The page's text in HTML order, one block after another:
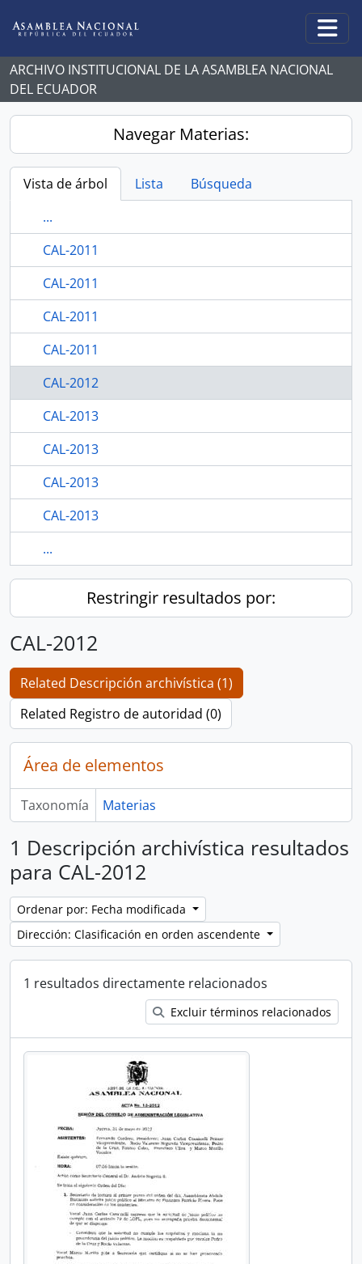
ARCHIVO INSTITUCIONAL DE LA ASAMBLEA NACIONAL
DEL ECUADOR
Navegar Materias:
Vista de árbol Lista
Búsqueda
...
CAL-2011
CAL-2011
CAL-2011
CAL-2011
CAL-2012
CAL-2013
CAL-2013
CAL-2013
CAL-2013
...
Restringir resultados por:
CAL-2012
Related Descripción archivística (1)
Related Registro de autoridad (0)
Área de elementos
Taxonomía Materias
1 Descripción archivística resultados
para CAL-2012
Ordenar por: Fecha modificada
Dirección: Clasificación en orden ascendente
1 resultados directamente relacionados
Excluir términos relacionados